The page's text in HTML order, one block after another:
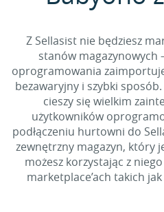
Z Sellasist nie będziesz
stanów magazynowych
oprogramowania
bezawaryjny i szybki
cieszy się wielkim
użytkowników
podłączeniu hurtowni do
zewnętrzny magazyn, który
możesz korzystając z
marketplace’ach takich